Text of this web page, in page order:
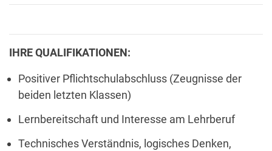
IHRE QUALIFIKATIONEN:
Positiver Pflichtschulabschluss (Zeugnisse der
beiden letzten Klassen)
Lernbereitschaft und Interesse am Lehrberuf
Technisches Verständnis, logisches Denken,